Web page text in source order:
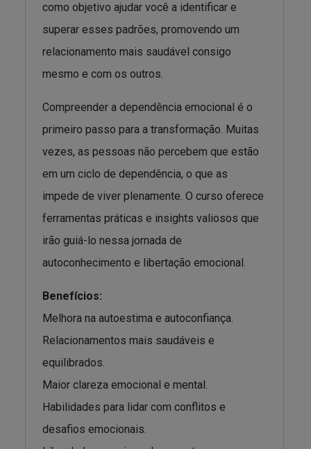
como objetivo ajudar você a identificar e
superar esses padrões, promovendo um
relacionamento mais saudável consigo
mesmo e com os outros.
Compreender a dependência emocional é o
primeiro passo para a transformação. Muitas
vezes, as pessoas não percebem que estão
em um ciclo de dependência, o que as
impede de viver plenamente. O curso oferece
ferramentas práticas e insights valiosos que
irão guiá-lo nessa jornada de
autoconhecimento e libertação emocional.
Benefícios:
Melhora na autoestima e autoconfiança.
Relacionamentos mais saudáveis e
equilibrados.
Maior clareza emocional e mental.
Habilidades para lidar com conflitos e
desafios emocionais.